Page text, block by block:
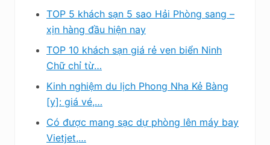
TOP 5 khách sạn 5 sao Hải Phòng sang –
xịn hàng đầu hiện nay
TOP 10 khách sạn giá rẻ ven biển Ninh
Chữ chỉ từ…
Kinh nghiệm du lịch Phong Nha Kẻ Bàng
[y]: giá vé,…
Có được mang sạc dự phòng lên máy bay
Vietjet,…